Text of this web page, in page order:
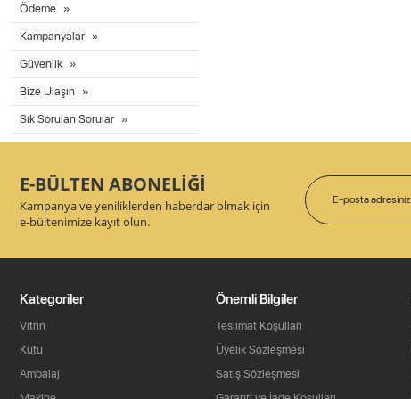
Ödeme
Kampanyalar
Güvenlik
Bize Ulaşın
Sık Sorulan Sorular
E-BÜLTEN ABONELİĞİ
Kampanya ve yeniliklerden haberdar olmak için
e-bültenimize kayıt olun.
Kategoriler
Vitrin
Kutu
Ambalaj
Önemli Bilgiler
Teslimat Koşulları
Üyelik Sözleşmesi
Satış Sözleşmesi